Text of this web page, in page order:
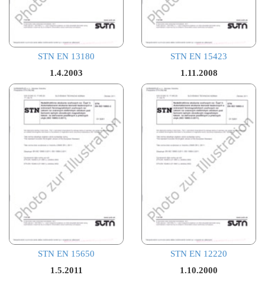
STN EN 13180
1.4.2003
STN EN 15423
1.11.2008
STN EN 15650
1.5.2011
STN EN 12220
1.10.2000